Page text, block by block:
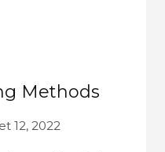
Methods
12, 2022